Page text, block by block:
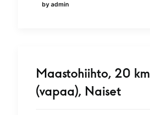
by admin
Maastohiihto, 20 km
(vapaa), Naiset